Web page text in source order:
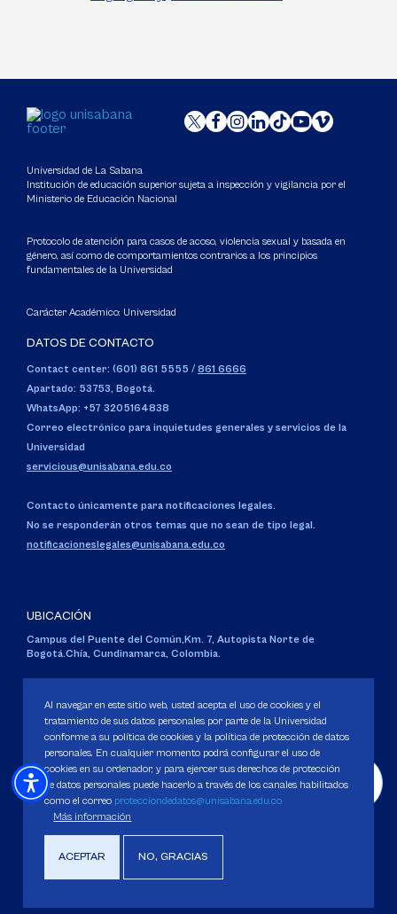
Universidad de La Sabana
Institución de educación superior sujeta a inspección y vigilancia por el
Ministerio de Educación Nacional
Protocolo de atención para casos de acoso, violencia sexual y basada en
género, así como de comportamientos contrarios a los principios
fundamentales de la Universidad
Carácter Académico: Universidad
DATOS DE CONTACTO
Contact center: (601) 861 5555 / 861 6666
Apartado: 53753, Bogotá.
WhatsApp: +57 3205164838
Correo electrónico para inquietudes generales y servicios de la
Universidad
servicious@unisabana.edu.co
Contacto únicamente para notificaciones legales.
No se responderán otros temas que no sean de tipo legal.
notificacioneslegales@unisabana.edu.co
UBICACIÓN
Campus del Puente del Común,Km. 7, Autopista Norte de
Bogotá.Chía, Cundinamarca, Colombia.
Personería Jurídica:Resolución 130 del 14 de enero de 1980.
Ministerio de Educación Nacional.
Política de Protección de datos
Derechos Pecuniarios
Al navegar en este sitio web, usted acepta el uso de cookies y el
tratamiento de sus datos personales por parte de la Universidad
conforme a su política de cookies y la política de protección de datos
personales. En cualquier momento podrá configurar el uso de
cookies en su ordenador, y para ejercer sus derechos de protección
de datos personales puede hacerlo a través de los canales habilitados
como el correo protecciondedatos@unisabana.edu.co
Más información
ACEPTAR NO, GRACIAS